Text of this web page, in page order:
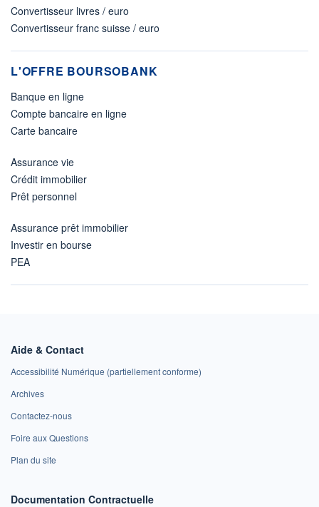
Convertisseur livres / euro
Convertisseur franc suisse / euro
L'OFFRE BOURSOBANK
Banque en ligne
Compte bancaire en ligne
Carte bancaire
Assurance vie
Crédit immobilier
Prêt personnel
Assurance prêt immobilier
Investir en bourse
PEA
Aide & Contact
Accessibilité Numérique (partiellement conforme)
Archives
Contactez-nous
Foire aux Questions
Plan du site
Documentation Contractuelle